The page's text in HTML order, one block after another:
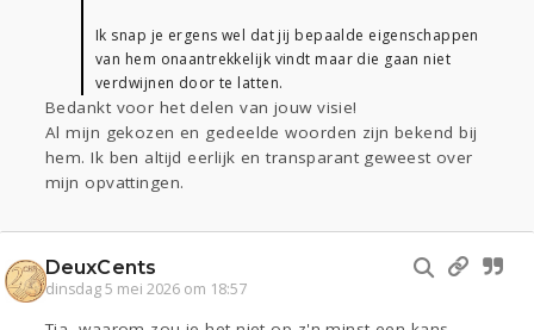
Ik snap je ergens wel dat jij bepaalde eigenschappen
van hem onaantrekkelijk vindt maar die gaan niet
verdwijnen door te latten.
Bedankt voor het delen van jouw visie!
Al mijn gekozen en gedeelde woorden zijn bekend bij
hem. Ik ben altijd eerlijk en transparant geweest over
mijn opvattingen.
DeuxCents
dinsdag 5 mei 2026 om 18:57